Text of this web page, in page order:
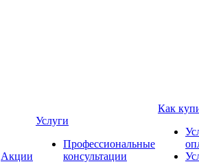
Акции
Услуги
Профессиональные
консультации
Как